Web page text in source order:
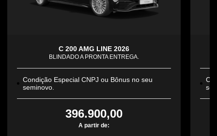
C 200 AMG LINE 2026
BLINDADO A PRONTA ENTREGA.
Condição Especial CNPJ ou Bônus no seu
seminovo.
396.900,00
A partir de: